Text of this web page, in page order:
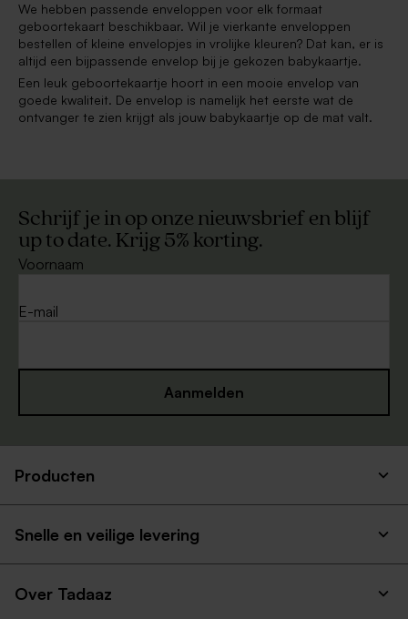
We hebben passende enveloppen voor elk formaat
geboortekaart beschikbaar. Wil je vierkante enveloppen
bestellen of kleine envelopjes in vrolijke kleuren? Dat kan, er is
altijd een bijpassende envelop bij je gekozen babykaartje.
Een leuk geboortekaartje hoort in een mooie envelop van
goede kwaliteit. De envelop is namelijk het eerste wat de
ontvanger te zien krijgt als jouw babykaartje op de mat valt.
Schrijf je in op onze nieuwsbrief en blijf
up to date. Krijg 5% korting.
Voornaam
E-mail
Aanmelden
Producten
Snelle en veilige levering
Over Tadaaz